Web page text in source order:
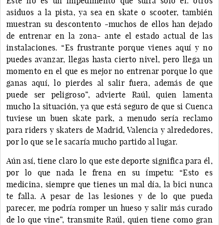
asiduos a la pista, ya sea en skate o scooter, también
muestran su descontento -muchos de ellos han dejado
de entrenar en la zona- ante el estado actual de las
instalaciones. “Es frustrante porque vienes aquí y no
puedes avanzar, llegas hasta cierto nivel, pero llega un
momento en el que es mejor no entrenar porque lo que
ganas aquí, lo pierdes al salir fuera, además de que
puede ser peligroso”, advierte Raúl, quien lamenta
mucho la situación, ya que está seguro de que si Cuenca
tuviese un buen skate park, a menudo sería reclamo
para riders y skaters de Madrid, Valencia y alrededores,
por lo que se le sacaría mucho partido al lugar.
Aún así, tiene claro lo que este deporte significa para él,
por lo que nada le frena en su ímpetu: “Esto es
medicina, siempre que tienes un mal día, la bici nunca
te falla. A pesar de las lesiones y de lo que pueda
parecer, me podría romper un hueso y salir más curado
de lo que vine”, transmite Raúl, quien tiene como gran